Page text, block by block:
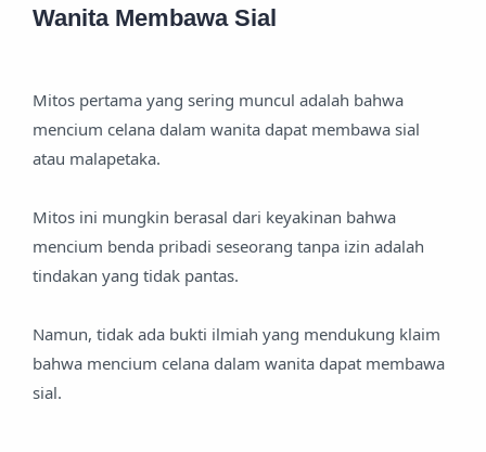
Wanita Membawa Sial
Mitos pertama yang sering muncul adalah bahwa
mencium celana dalam wanita dapat membawa sial
atau malapetaka.
Mitos ini mungkin berasal dari keyakinan bahwa
mencium benda pribadi seseorang tanpa izin adalah
tindakan yang tidak pantas.
Namun, tidak ada bukti ilmiah yang mendukung klaim
bahwa mencium celana dalam wanita dapat membawa
sial.